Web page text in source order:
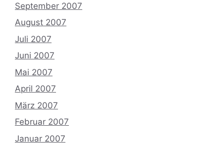
September 2007
August 2007
Juli 2007
Juni 2007
Mai 2007
April 2007
März 2007
Februar 2007
Januar 2007